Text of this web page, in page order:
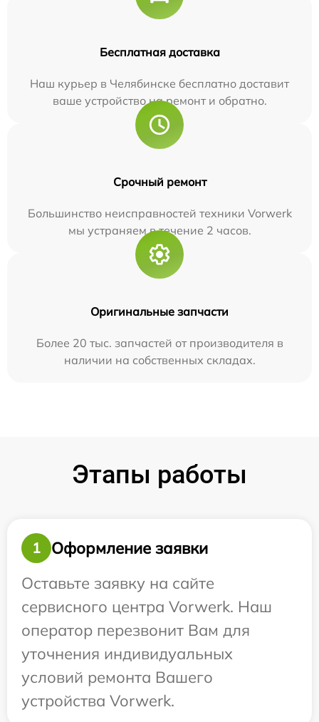
Бесплатная доставка
Наш курьер в Челябинске бесплатно доставит
ваше устройство на ремонт и обратно.
Срочный ремонт
Большинство неисправностей техники Vorwerk
мы устраняем в течение 2 часов.
Оригинальные запчасти
Более 20 тыс. запчастей от производителя в
наличии на собственных складах.
Этапы работы
1
Оформление заявки
Оставьте заявку на сайте
сервисного центра Vorwerk. Наш
оператор перезвонит Вам для
уточнения индивидуальных
условий ремонта Вашего
устройства Vorwerk.